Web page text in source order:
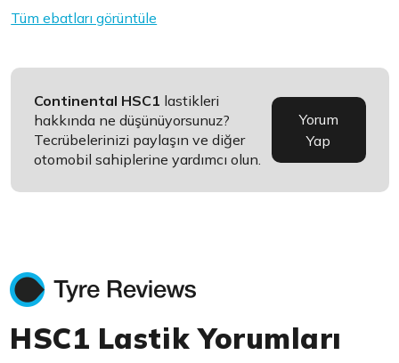
Tüm ebatları görüntüle
Continental HSC1 lastikleri
hakkında ne düşünüyorsunuz?
Tecrübelerinizi paylaşın ve diğer
otomobil sahiplerine yardımcı olun.
Yorum
Yap
HSC1 Lastik Yorumları